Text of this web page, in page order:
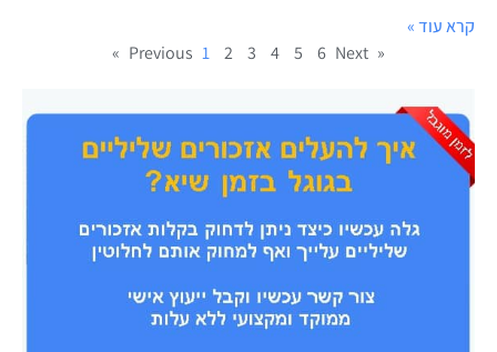
קרא עוד »
« Previous
1 2 3 4 5 6 Next »